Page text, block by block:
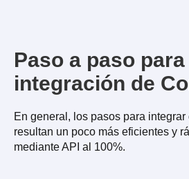
Paso a paso
integración de
En general, los pasos para
resultan un poco más eficientes y
mediante API al 100%.